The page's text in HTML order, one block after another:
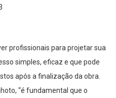
profissionais para projetar sua
simples, eficaz e que pode
após a finalização da obra.
“é fundamental que o